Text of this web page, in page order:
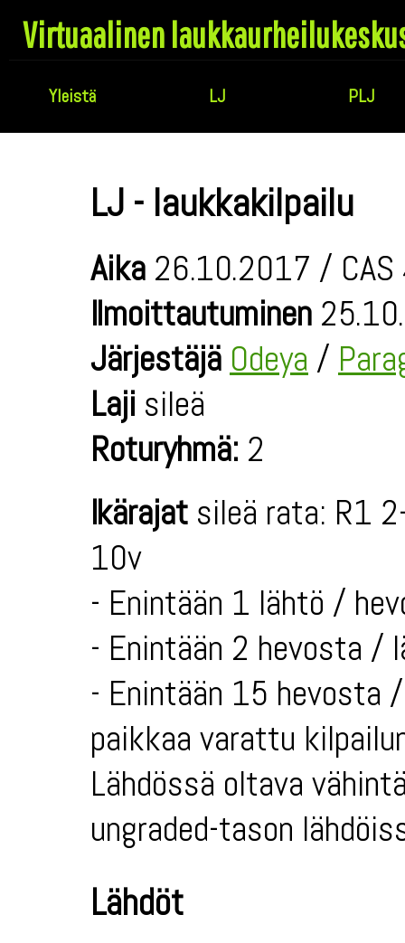
Virtuaalinen
Yleistä LJ PLJ
LJ - laukkakilpailu
Aika 26.10.2017 /
Ilmoittautuminen
Järjestäjä Odeya /
Laji sileä
Roturyhmä: 2
Ikärajat sileä rata: R1
10v
- Enintään 1 lähtö /
- Enintään 2 hevosta /
- Enintään 15 hevosta
paikkaa varattu
Lähdössä oltava
ungraded-tason
Lähdöt